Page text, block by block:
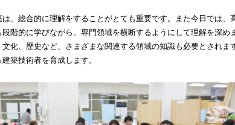
、総合的に理解をすることがとても重要です。また今日では、
階的に学びながら、専門領域を横断するようにして理解を深めま
化、歴史など、さまざまな関連する領域の知識も必要とされま
築技術者を育成します。